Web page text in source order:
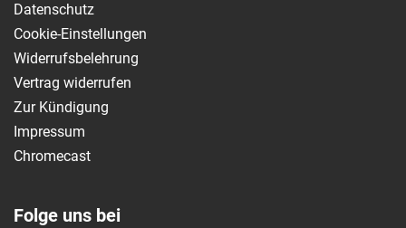
Datenschutz
Cookie-Einstellungen
Widerrufsbelehrung
Vertrag widerrufen
Zur Kündigung
Impressum
Chromecast
Folge uns bei